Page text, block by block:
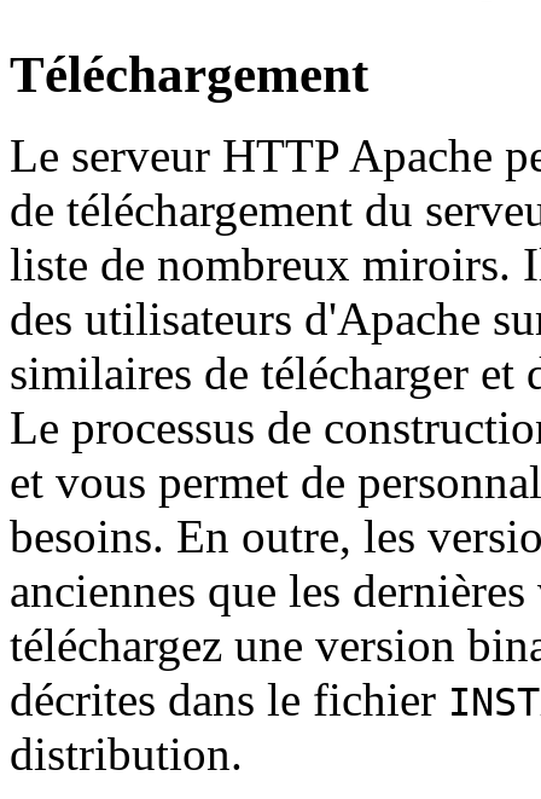
Téléchargement
Le serveur HTTP Apache
de téléchargement du
liste de nombreux miroirs.
des utilisateurs d'Apache
similaires de télécharger et
Le processus de
et vous permet de
besoins. En outre, les
anciennes que les
téléchargez une version
décrites dans le fichier
distribution.